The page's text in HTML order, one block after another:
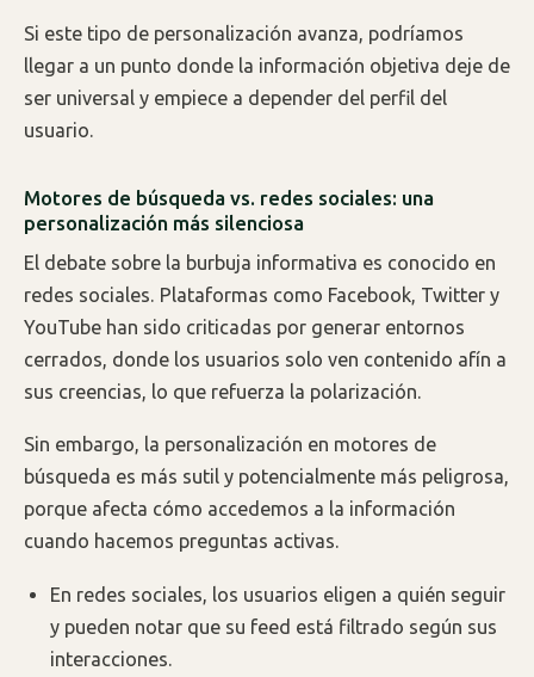
Si este tipo de personalización avanza, podríamos
llegar a un punto donde la información objetiva deje de
ser universal y empiece a depender del perfil del
usuario.
Motores de búsqueda vs. redes sociales: una
personalización más silenciosa
El debate sobre la burbuja informativa es conocido en
redes sociales. Plataformas como Facebook, Twitter y
YouTube han sido criticadas por generar entornos
cerrados, donde los usuarios solo ven contenido afín a
sus creencias, lo que refuerza la polarización.
Sin embargo, la personalización en motores de
búsqueda es más sutil y potencialmente más peligrosa,
porque afecta cómo accedemos a la información
cuando hacemos preguntas activas.
En redes sociales, los usuarios eligen a quién seguir
y pueden notar que su feed está filtrado según sus
interacciones.